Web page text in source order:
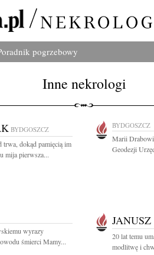
pogrzebowy
Inne nekrologi
BYDGOSZCZ
trwa, dokąd pamięcią im
mija pierwsza...
BYDGOSZCZ
Marii
Geodezji
wyrazy
śmierci Mamy...
20 lat temu
modlitwę i